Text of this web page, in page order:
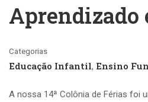
Aprendizado
Categorias
Educação Infantil, Ensino
A nossa 14ª Colônia de Férias foi